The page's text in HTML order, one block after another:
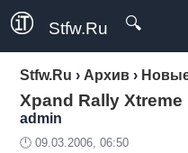
Stfw.Ru 🔍
Stfw.Ru › Архив ›
Xpand Rally Xtreme
admin
🕛 09.03.2006, 06:50